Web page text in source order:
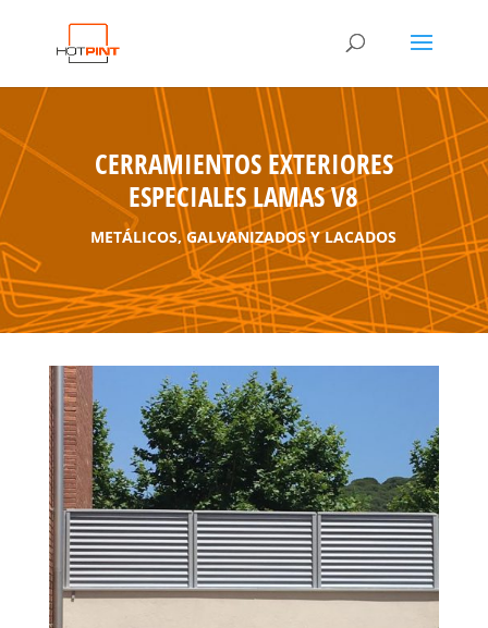
CERRAMIENTOS EXTERIORES
ESPECIALES LAMAS V8
METÁLICOS, GALVANIZADOS Y LACADOS